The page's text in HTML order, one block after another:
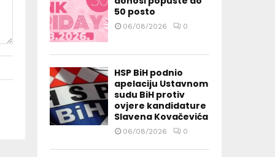
50 posto
06/08/2026 0
HSP BiH podnio
apelaciju Ustavnom
sudu BiH protiv
ovjere kandidature
Slavena Kovačevića
06/08/2026 0